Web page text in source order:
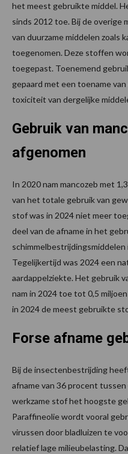
het meest gebruikte middel.
sinds 2012 toe. Bij de overige
van duurzame middelen zoals
toegenomen. Deze stoffen
toegepast. Toenemend
gepaard met een toename
toxiciteit van dergelijke
Gebruik van
afgenomen
In 2020 nam mancozeb met
van het totale gebruik van
stof was in 2024 niet meer
deel van de afname in het
Tegelijkertijd was 2024 een
aardappelziekte. Het gebruik
nam in 2024 toe tot 0,5
in 2024 de meest gebruikte
Forse afname
Bij de insectenbestrijding
afname van 36 procent
werkzame stof het hoogste
Paraffineolie wordt vooral
virussen door bladluizen te
relatief lage milieubelasting.